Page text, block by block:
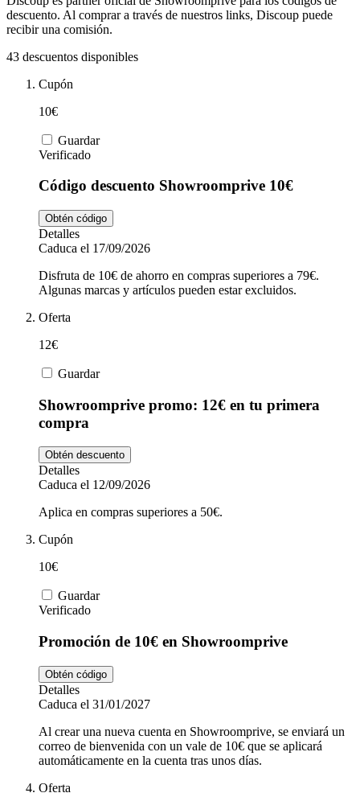
MediaMarkt
Ikea
Vueling
El Corte
Motos
Salud y
Animales
descuento. Al comprar a través de nuestros links, Discoup puede
recibir una comisión.
43 descuentos disponibles
Cupón
10€
Guardar
Verificado
Código descuento Showroomprive 10€
Obtén código
Detalles
Caduca el 17/09/2026
Disfruta de 10€ de ahorro en compras superiores a 79€.
Algunas marcas y artículos pueden estar excluidos.
Oferta
12€
Guardar
Showroomprive promo: 12€ en tu primera
compra
Obtén descuento
Detalles
Caduca el 12/09/2026
Aplica en compras superiores a 50€.
Cupón
10€
Guardar
Verificado
Promoción de 10€ en Showroomprive
Obtén código
Detalles
Caduca el 31/01/2027
Al crear una nueva cuenta en Showroomprive, se enviará un
correo de bienvenida con un vale de 10€ que se aplicará
automáticamente en la cuenta tras unos días.
Oferta